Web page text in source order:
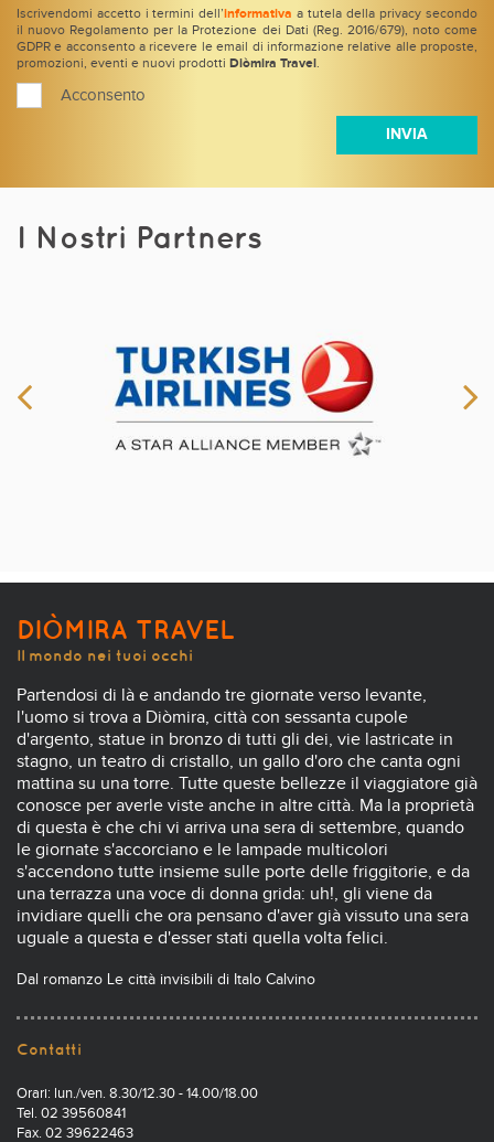
Iscrivendomi accetto i termini dell’ informativa a tutela della privacy secondo
il nuovo Regolamento per la Protezione dei Dati (Reg. 2016/679), noto come
GDPR e acconsento a ricevere le email di informazione relative alle proposte,
promozioni, eventi e nuovi prodotti Diòmira Travel .
Acconsento
I Nostri Partners
DIÒMIRA TRAVEL
Il mondo nei tuoi occhi
Partendosi di là e andando tre giornate verso levante,
l'uomo si trova a Diòmira, città con sessanta cupole
d'argento, statue in bronzo di tutti gli dei, vie lastricate in
stagno, un teatro di cristallo, un gallo d'oro che canta ogni
mattina su una torre. Tutte queste bellezze il viaggiatore già
conosce per averle viste anche in altre città. Ma la proprietà
di questa è che chi vi arriva una sera di settembre, quando
le giornate s'accorciano e le lampade multicolori
s'accendono tutte insieme sulle porte delle friggitorie, e da
una terrazza una voce di donna grida: uh!, gli viene da
invidiare quelli che ora pensano d'aver già vissuto una sera
uguale a questa e d'esser stati quella volta felici.
Dal romanzo Le città invisibili di Italo Calvino
Contatti
Orari: lun./ven. 8.30/12.30 - 14.00/18.00
Tel. 02 39560841
Fax. 02 39622463